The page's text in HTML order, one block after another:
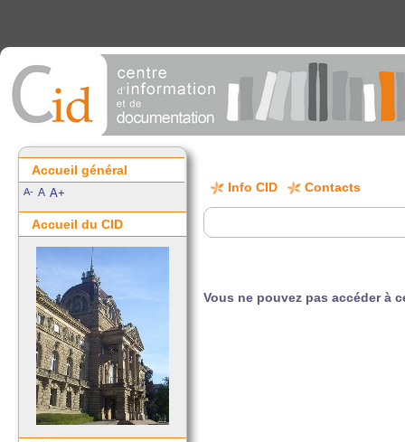
Info CID Contacts
Vous ne pouvez pas accéder à
Accueil général
A- A A+
Accueil du CID